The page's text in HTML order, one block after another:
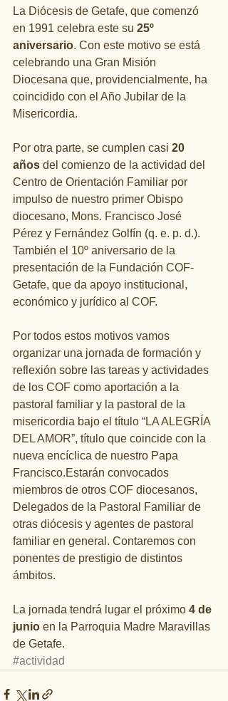
La Diócesis de Getafe, que comenzó
en 1991 celebra este su 25º
aniversario. Con este motivo se está
celebrando una Gran Misión
Diocesana que, providencialmente, ha
coincidido con el Año Jubilar de la
Misericordia.
Por otra parte, se cumplen casi 20
años del comienzo de la actividad del
Centro de Orientación Familiar por
impulso de nuestro primer Obispo
diocesano, Mons. Francisco José
Pérez y Fernández Golfín (q. e. p. d.).
También el 10º aniversario de la
presentación de la Fundación COF-
Getafe, que da apoyo institucional,
económico y jurídico al COF.
Por todos estos motivos vamos
organizar una jornada de formación y
reflexión sobre las tareas y actividades
de los COF como aportación a la
pastoral familiar y la pastoral de la
misericordia bajo el título “LA ALEGRÍA
DEL AMOR”, título que coincide con la
nueva encíclica de nuestro Papa
Francisco.Estarán convocados
miembros de otros COF diocesanos,
Delegados de la Pastoral Familiar de
otras diócesis y agentes de pastoral
familiar en general. Contaremos con
ponentes de prestigio de distintos
ámbitos.
La jornada tendrá lugar el próximo 4 de
junio en la Parroquia Madre Maravillas
de Getafe.
#actividad